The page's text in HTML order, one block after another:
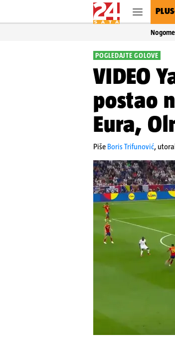
POGLEDAJTE GOLOVE
VIDEO
postao
Eura,
Piše Boris Trifunović,